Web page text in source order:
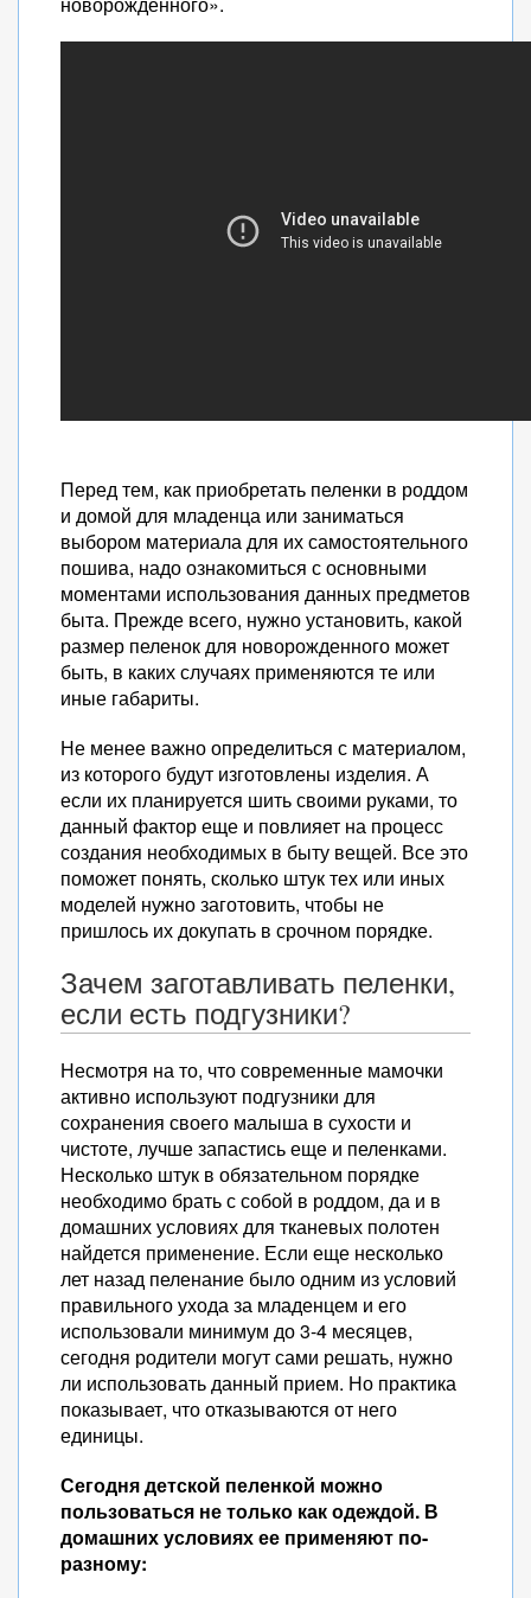
Перед тем, как приобретать пеленки в роддом
и домой для младенца или заниматься
выбором материала для их самостоятельного
пошива, надо ознакомиться с основными
моментами использования данных предметов
быта. Прежде всего, нужно установить, какой
размер пеленок для новорожденного может
быть, в каких случаях применяются те или
иные габариты.
Не менее важно определиться с материалом,
из которого будут изготовлены изделия. А
если их планируется шить своими руками, то
данный фактор еще и повлияет на процесс
создания необходимых в быту вещей. Все это
поможет понять, сколько штук тех или иных
моделей нужно заготовить, чтобы не
пришлось их докупать в срочном порядке.
Зачем заготавливать пеленки,
если есть подгузники?
Несмотря на то, что современные мамочки
активно используют подгузники для
сохранения своего малыша в сухости и
чистоте, лучше запастись еще и пеленками.
Несколько штук в обязательном порядке
необходимо брать с собой в роддом, да и в
домашних условиях для тканевых полотен
найдется применение. Если еще несколько
лет назад пеленание было одним из условий
правильного ухода за младенцем и его
использовали минимум до 3-4 месяцев,
сегодня родители могут сами решать, нужно
ли использовать данный прием. Но практика
показывает, что отказываются от него
единицы.
Сегодня детской пеленкой можно
пользоваться не только как одеждой. В
домашних условиях ее применяют по-
разному: